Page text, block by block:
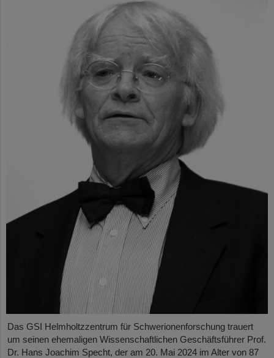
Das GSI Helmholtzzentrum für Schwerionenforschung trauert
um seinen ehemaligen Wissenschaftlichen Geschäftsführer Prof.
Dr. Hans Joachim Specht, der am 20. Mai 2024 im Alter von 87